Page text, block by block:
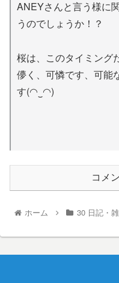
ANEYさんと言う様に
うのでしょうか！？
桜は、このタイミング
儚く、可憐です、可能
す(◠‿◠)
コメ
ホーム 30 日記・